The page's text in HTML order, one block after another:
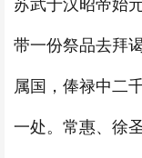
苏武于汉昭帝始
带一份祭品去拜
属国，俸禄中二
一处。常惠、徐